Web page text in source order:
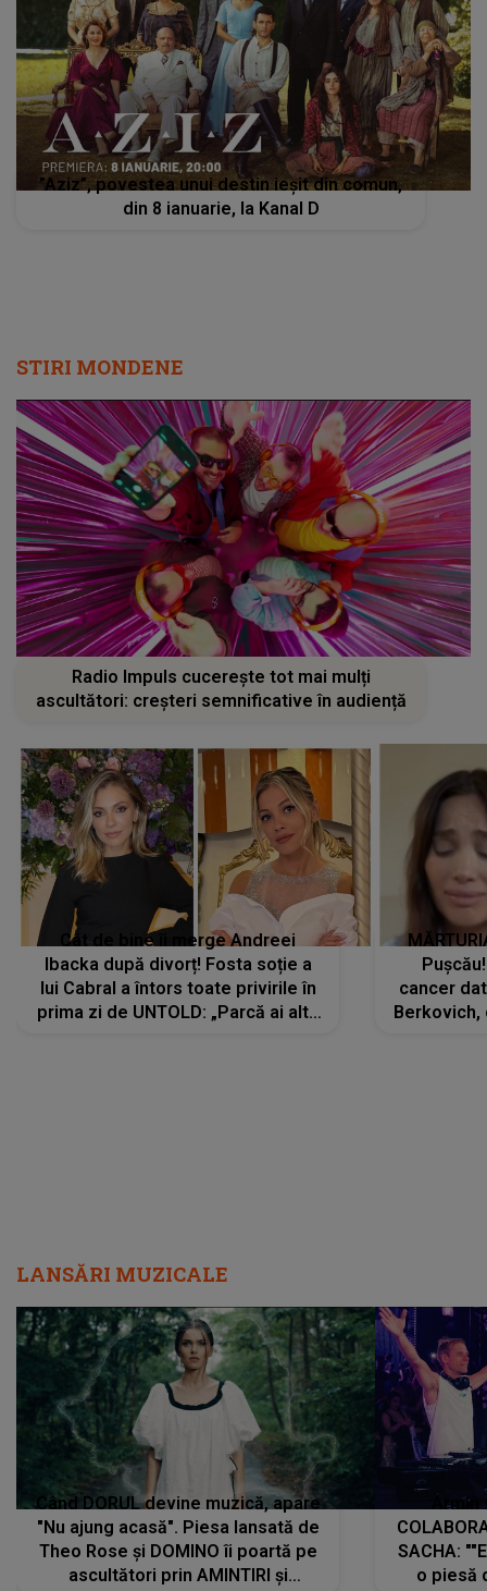
”Aziz”, povestea unui destin ieșit din comun,
din 8 ianuarie, la Kanal D
STIRI MONDENE
Radio Impuls cucerește tot mai mulți
ascultători: creșteri semnificative în audiență
Cât de bine îi merge Andreei
Ibacka după divorț! Fosta soție a
lui Cabral a întors toate privirile în
prima zi de UNTOLD: „Parcă ai altă
cancer
Berkovich,
LANSĂRI MUZICALE
Când DORUL devine muzică, apare
"Nu ajung acasă". Piesa lansată de
Theo Rose și DOMINO îi poartă pe
ascultători prin AMINTIRI și
SACHA:
o piesă